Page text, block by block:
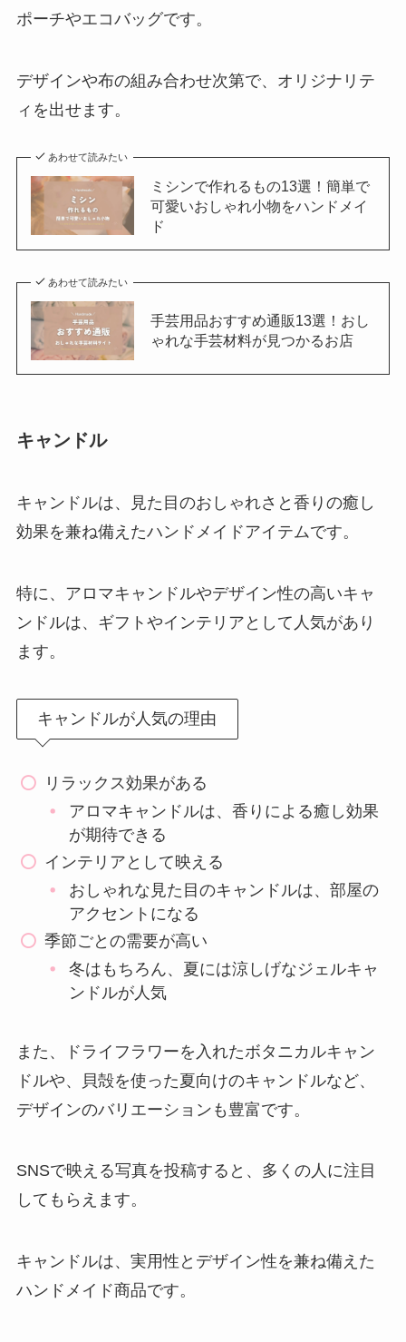
ポーチやエコバッグです。
デザインや布の組み合わせ次第で、オリジナリテ
ィを出せます。
あわせて読みたい
ミシンで作れるもの13選！簡単で
可愛いおしゃれ小物をハンドメイ
ド
あわせて読みたい
手芸用品おすすめ通販13選！おし
ゃれな手芸材料が見つかるお店
キャンドル
キャンドルは、見た目のおしゃれさと香りの癒し
効果を兼ね備えたハンドメイドアイテムです。
特に、アロマキャンドルやデザイン性の高いキャ
ンドルは、ギフトやインテリアとして人気があり
ます。
キャンドルが人気の理由
リラックス効果がある
アロマキャンドルは、香りによる癒し効果
が期待できる
インテリアとして映える
おしゃれな見た目のキャンドルは、部屋の
アクセントになる
季節ごとの需要が高い
冬はもちろん、夏には涼しげなジェルキャ
ンドルが人気
また、ドライフラワーを入れたボタニカルキャン
ドルや、貝殻を使った夏向けのキャンドルなど、
デザインのバリエーションも豊富です。
SNSで映える写真を投稿すると、多くの人に注目
してもらえます。
キャンドルは、実用性とデザイン性を兼ね備えた
ハンドメイド商品です。